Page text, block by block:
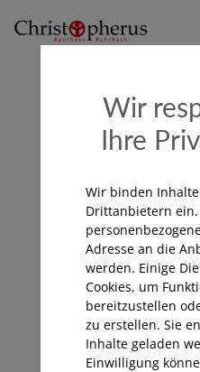
Wir
Ihre
Wir binden
Drittanbietern
Adresse an die
werden. Einige
Cookies, um
bereitzustellen
zu erstellen. Sie
Inhalte geladen
Einwilligung